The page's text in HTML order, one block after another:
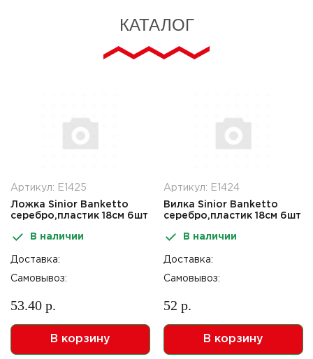
КАТАЛОГ
Артикул: Е1425
Ложка Sinior Banketto
серебро,пластик 18см 6шт
В наличии
Доставка:
Самовывоз:
53.40 р.
В корзину
Артикул: Е1424
Вилка Sinior Banketto
серебро,пластик 18см 6шт
В наличии
Доставка:
Самовывоз:
52 р.
В корзину